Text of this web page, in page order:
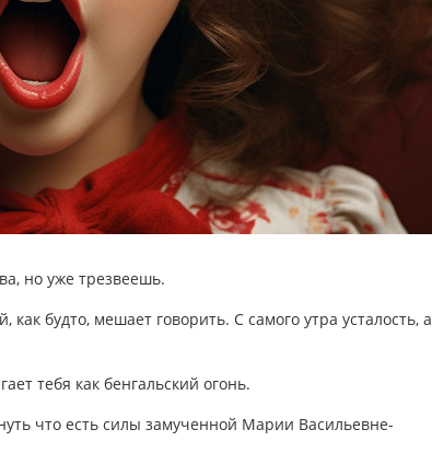
но уже трезвеешь.
будто, мешает говорить. С самого утра усталость, а
тебя как бенгальский огонь.
что есть силы замученной Марии Васильевне-